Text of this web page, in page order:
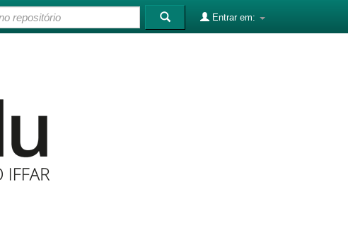
Entrar em: